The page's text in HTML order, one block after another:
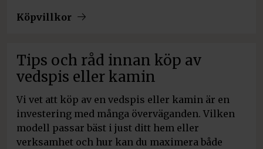
Köpvillkor
Tips och råd innan köp av
vedspis eller kamin
Vi vet att köp av en vedspis eller kamin är en
investering med många överväganden. Vilken
modell passar bäst i just ditt hem eller
verksamhet och hur kan du maximera både